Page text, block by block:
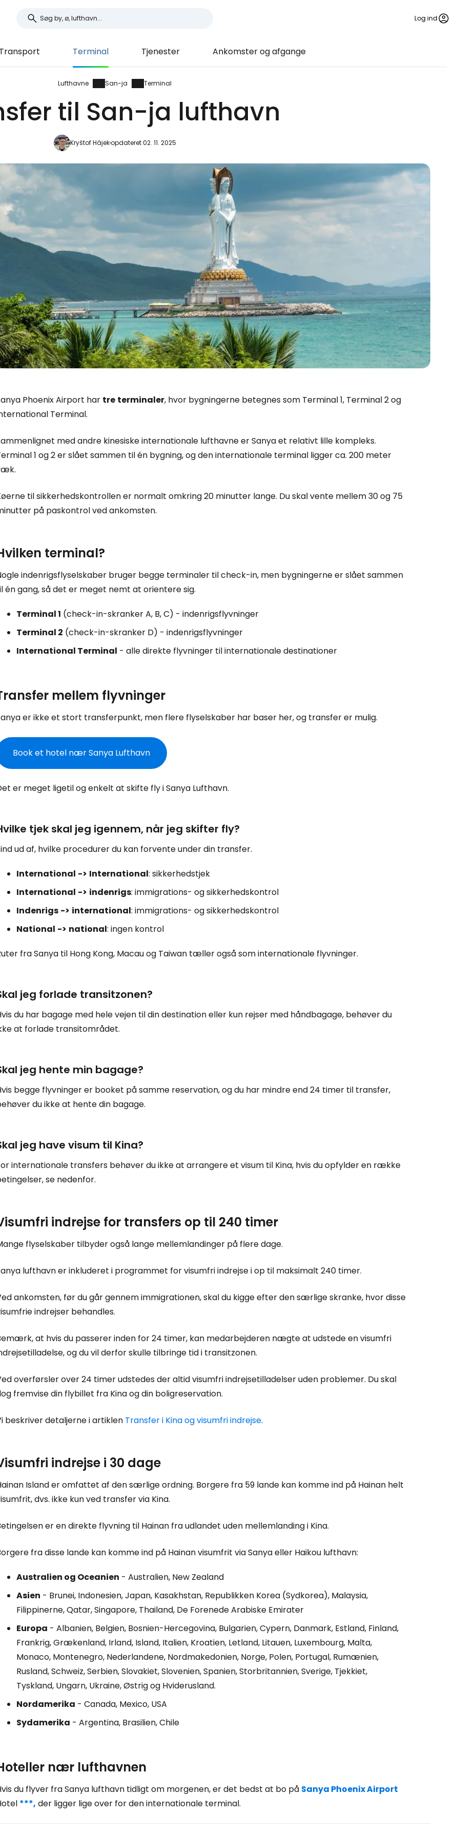
Log ind
Terminal Tjenester Ankomster og afgange
Lufthavne San-ja Terminal
til San-ja lufthavn
Kryštof Hájekopdateret 02. 11. 2025
Phoenix Airport har tre terminaler, hvor bygningerne betegnes som Terminal 1, Terminal 2 og
Terminal.
med andre kinesiske internationale lufthavne er Sanya et relativt lille kompleks.
1 og 2 er slået sammen til én bygning, og den internationale terminal ligger ca. 200 meter
til sikkerhedskontrollen er normalt omkring 20 minutter lange. Du skal vente mellem 30 og 75
på paskontrol ved ankomsten.
terminal?
indenrigsflyselskaber bruger begge terminaler til check-in, men bygningerne er slået sammen
én gang, så det er meget nemt at orientere sig.
Terminal 1 (check-in-skranker A, B, C) - indenrigsflyvninger
Terminal 2 (check-in-skranker D) - indenrigsflyvninger
International Terminal - alle direkte flyvninger til internationale destinationer
mellem flyvninger
er ikke et stort transferpunkt, men flere flyselskaber har baser her, og transfer er mulig.
Book et hotel nær Sanya Lufthavn
er meget ligetil og enkelt at skifte fly i Sanya Lufthavn.
tjek skal jeg igennem, når jeg skifter fly?
ud af, hvilke procedurer du kan forvente under din transfer.
International -> International: sikkerhedstjek
International -> indenrigs: immigrations- og sikkerhedskontrol
Indenrigs -> international: immigrations- og sikkerhedskontrol
National -> national: ingen kontrol
fra Sanya til Hong Kong, Macau og Taiwan tæller også som internationale flyvninger.
jeg forlade transitzonen?
du har bagage med hele vejen til din destination eller kun rejser med håndbagage, behøver du
at forlade transitområdet.
jeg hente min bagage?
begge flyvninger er booket på samme reservation, og du har mindre end 24 timer til transfer,
du ikke at hente din bagage.
jeg have visum til Kina?
internationale transfers behøver du ikke at arrangere et visum til Kina, hvis du opfylder en række
se nedenfor.
indrejse for transfers op til 240 timer
flyselskaber tilbyder også lange mellemlandinger på flere dage.
lufthavn er inkluderet i programmet for visumfri indrejse i op til maksimalt 240 timer.
ankomsten, før du går gennem immigrationen, skal du kigge efter den særlige skranke, hvor disse
indrejser behandles.
at hvis du passerer inden for 24 timer, kan medarbejderen nægte at udstede en visumfri
og du vil derfor skulle tilbringe tid i transitzonen.
overførsler over 24 timer udstedes der altid visumfri indrejsetilladelser uden problemer. Du skal
fremvise din flybillet fra Kina og din boligreservation.
beskriver detaljerne i artiklen Transfer i Kina og visumfri indrejse.
indrejse i 30 dage
Island er omfattet af den særlige ordning. Borgere fra 59 lande kan komme ind på Hainan helt
dvs. ikke kun ved transfer via Kina.
er en direkte flyvning til Hainan fra udlandet uden mellemlanding i Kina.
fra disse lande kan komme ind på Hainan visumfrit via Sanya eller Haikou lufthavn:
Australien og Oceanien - Australien, New Zealand
Asien - Brunei, Indonesien, Japan, Kasakhstan, Republikken Korea (Sydkorea), Malaysia,
Filippinerne, Qatar, Singapore, Thailand, De Forenede Arabiske Emirater
Europa - Albanien, Belgien, Bosnien-Hercegovina, Bulgarien, Cypern, Danmark, Estland, Finland,
Frankrig, Grækenland, Irland, Island, Italien, Kroatien, Letland, Litauen, Luxembourg, Malta,
Monaco, Montenegro, Nederlandene, Nordmakedonien, Norge, Polen, Portugal, Rumænien,
Rusland, Schweiz, Serbien, Slovakiet, Slovenien, Spanien, Storbritannien, Sverige, Tjekkiet,
Tyskland, Ungarn, Ukraine, Østrig og Hviderusland.
Nordamerika - Canada, Mexico, USA
Sydamerika - Argentina, Brasilien, Chile
nær lufthavnen
du flyver fra Sanya lufthavn tidligt om morgenen, er det bedst at bo på Sanya Phoenix Airport
***, der ligger lige over for den internationale terminal.
Log ind på Cestee
... det verdensomspændende rejsefællesskab